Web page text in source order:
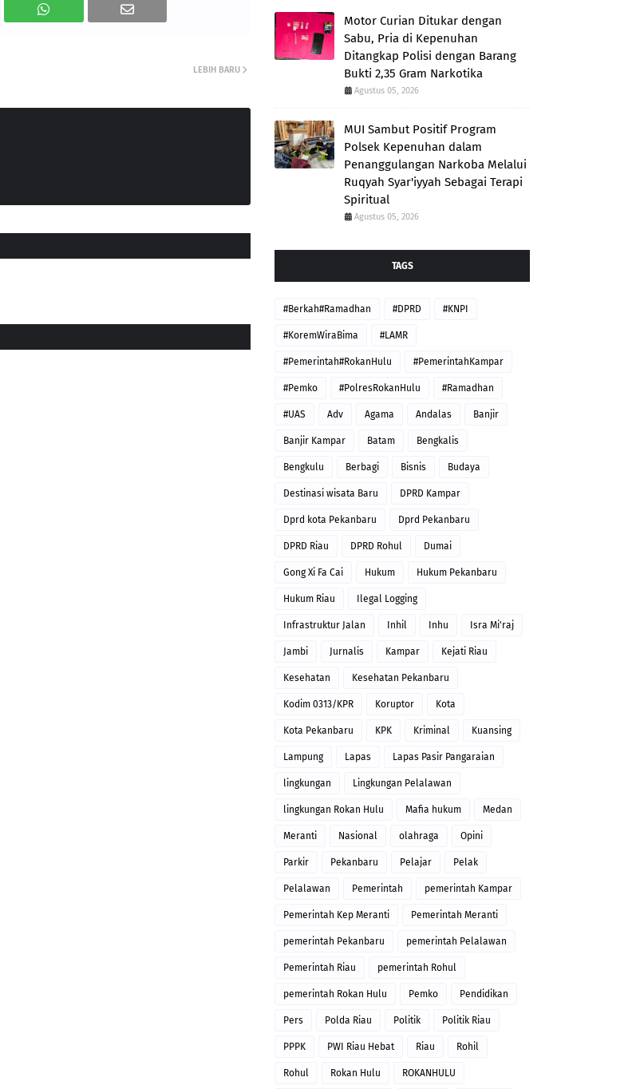
LEBIH BARU
Motor Curian Ditukar dengan
Sabu, Pria di Kepenuhan
Ditangkap Polisi dengan Barang
Bukti 2,35 Gram Narkotika
Agustus 05, 2026
MUI Sambut Positif Program
Polsek Kepenuhan dalam
Penanggulangan Narkoba Melalui
Ruqyah Syar'iyyah Sebagai Terapi
Spiritual
Agustus 05, 2026
TAGS
#Berkah#Ramadhan #DPRD #KNPI
#KoremWiraBima #LAMR
#Pemerintah#RokanHulu #PemerintahKampar
#Pemko #PolresRokanHulu #Ramadhan
#UAS Adv Agama Andalas Banjir
Banjir Kampar Batam Bengkalis
Bengkulu Berbagi Bisnis Budaya
Destinasi wisata Baru DPRD Kampar
Dprd kota Pekanbaru Dprd Pekanbaru
DPRD Riau DPRD Rohul Dumai
Gong Xi Fa Cai Hukum Hukum Pekanbaru
Hukum Riau Ilegal Logging
Infrastruktur Jalan Inhil Inhu Isra Mi'raj
Jambi Jurnalis Kampar Kejati Riau
Kesehatan Kesehatan Pekanbaru
Kodim 0313/KPR Koruptor Kota
Kota Pekanbaru KPK Kriminal Kuansing
Lampung Lapas Lapas Pasir Pangaraian
lingkungan Lingkungan Pelalawan
lingkungan Rokan Hulu Mafia hukum Medan
Meranti Nasional olahraga Opini
Parkir Pekanbaru Pelajar Pelak
Pelalawan Pemerintah pemerintah Kampar
Pemerintah Kep Meranti Pemerintah Meranti
pemerintah Pekanbaru pemerintah Pelalawan
Pemerintah Riau pemerintah Rohul
pemerintah Rokan Hulu Pemko Pendidikan
Pers Polda Riau Politik Politik Riau
PPPK PWI Riau Hebat Riau Rohil
Rohul Rokan Hulu ROKANHULU